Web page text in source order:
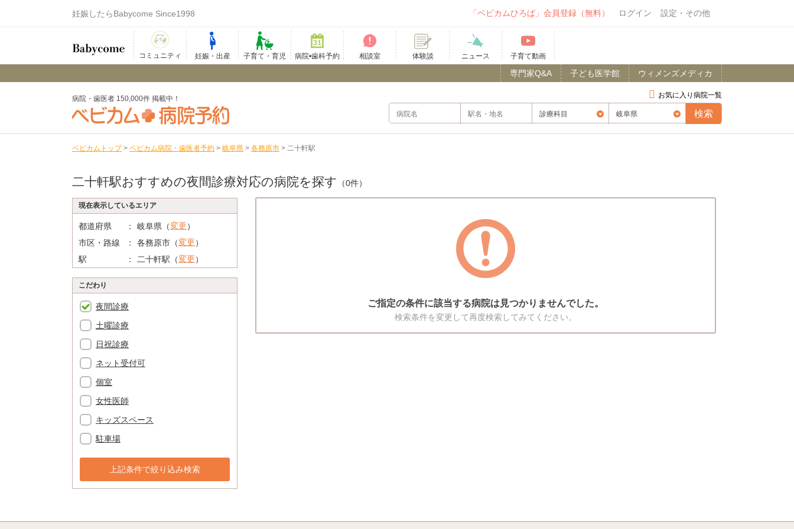
妊娠したらBabycome Since1998 「ベビカムひろば」会員登録（無料） ログイン 設定・その他
コミュニティ 妊娠・出産 子育て・育児 病院•歯科予約 相談室 体験談 ニュース 子育て動画
ウィメンズメディカ
子ども医学館
専門家Q&A
お気に入り病院一覧
病院・歯医者 150,000件 掲載中！
ベビカムトップ > ベビカム病院・歯医者予約 > 岐阜県 > 各務原市 > 二十軒駅
二十軒駅おすすめの夜間診療対応の病院を探す （0件）
現在表示しているエリア
都道府県 岐阜県（変更）
市区・路線
各務原市（変更）
駅
二十軒駅（変更）
こだわり
夜間診療
土曜診療
日祝診療
ネット受付可
個室
女性医師
キッズスペース
駐車場
上記条件で絞り込み検索
ご指定の条件に該当する病院は見つかりませんでした。
検索条件を変更して再度検索してみてください。